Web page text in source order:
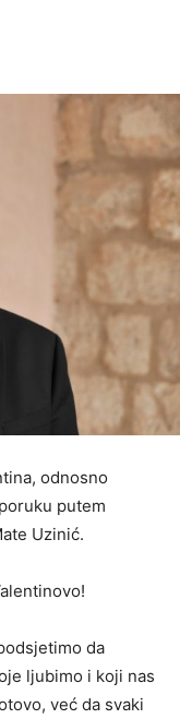
odnosno
putem
Uzinić.
da
ljubimo i koji nas
već da svaki